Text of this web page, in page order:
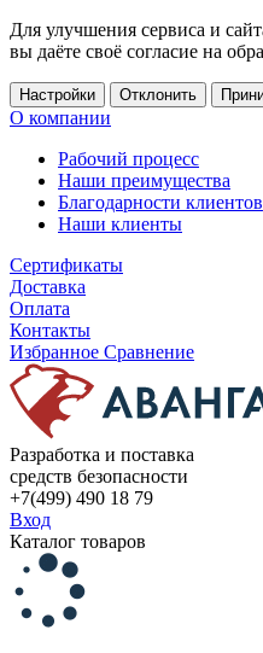
Для улучшения сервиса и
вы даёте своё согласие на
Настройки Отклонить
О компании
Рабочий процесс
Наши преимущества
Благодарности клиентов
Наши клиенты
Сертификаты
Доставка
Оплата
Контакты
Избранное Сравнение
Разработка и поставка
средств безопасности
+7(499) 490 18 79
Вход
Каталог товаров